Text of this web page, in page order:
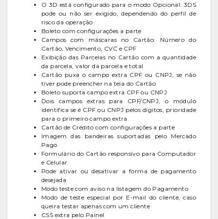
O 3D está configurado para o modo Opcional: 3DS
pode ou não ser exigido, dependendo do perfil de
risco da operação
Boleto com configurações a parte
Campos com máscaras no Cartão: Número do
Cartão, Vencimento, CVC e CPF
Exibição das Parcelas no Cartão com a quantidade
da parcela, valor da parcela e total
Cartão puxa o campo extra CPF ou CNPJ, se não
tiver pode preencher na tela do Cartão
Boleto suporta campo extra CPF ou CNPJ
Dois campos extras para CPF/CNPJ, o módulo
identifica se é CPF ou CNPJ pelos dígitos, prioridade
para o primeiro campo extra
Cartão de Crédito com configurações a parte
Imagem das bandeiras suportadas pelo Mercado
Pago
Formulário do Cartão responsivo para Computador
e Celular
Pode ativar ou desativar a forma de pagamento
desejada
Modo teste com aviso na listagem do Pagamento
Modo de teste especial por E-mail do cliente, caso
queira testar apenas com um cliente
CSS extra pelo Painel